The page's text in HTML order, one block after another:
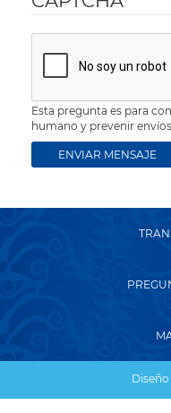
Esta pregunta es para
humano y prevenir